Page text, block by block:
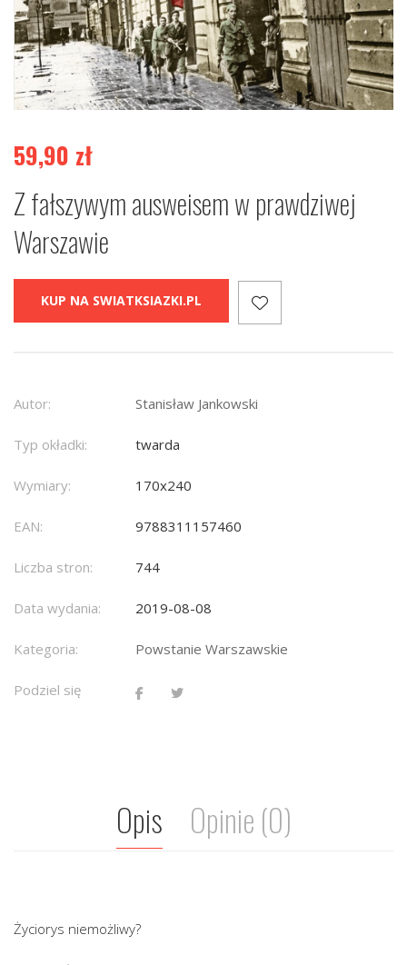
59,90 zł
Z fałszywym ausweisem w prawdziwej
Warszawie
KUP NA SWIATKSIAZKI.PL
Autor: Stanisław Jankowski
Typ okładki: twarda
Wymiary: 170x240
EAN: 9788311157460
Liczba stron: 744
Data wydania: 2019-08-08
Kategoria: Powstanie Warszawskie
Podziel się
Opis Opinie (0)
Życiorys niemożliwy?